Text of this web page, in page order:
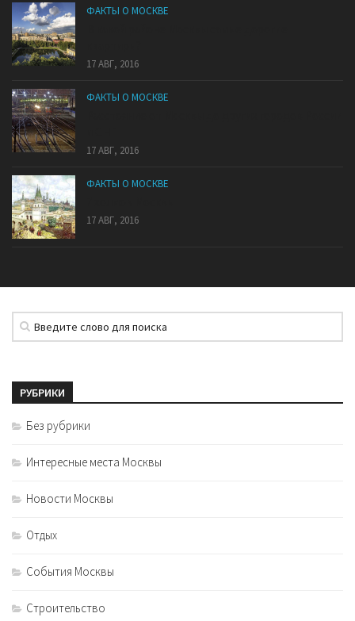
ФАКТЫ О МОСКВЕ
17 АВГ, 2016
ФАКТЫ О МОСКВЕ
17 АВГ, 2016
ФАКТЫ О МОСКВЕ
17 АВГ, 2016
РУБРИКИ
Без рубрики
Интересные места Москвы
Новости Москвы
Отдых
События Москвы
Строительство